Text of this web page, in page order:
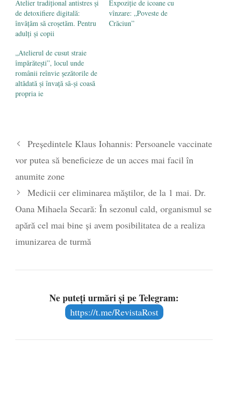
Atelier tradițional antistres și
de detoxifiere digitală:
învățăm să croșetăm. Pentru
adulți și copii
Expoziţie de icoane cu
vînzare: „Poveste de
Crăciun”
„Atelierul de cusut straie
împărăteşti”, locul unde
românii reînvie şezătorile de
altădată şi învaţă să-şi coasă
propria ie
Președintele Klaus Iohannis: Persoanele vaccinate
vor putea să beneficieze de un acces mai facil în
anumite zone
Medicii cer eliminarea măștilor, de la 1 mai. Dr.
Oana Mihaela Secară: În sezonul cald, organismul se
apără cel mai bine și avem posibilitatea de a realiza
imunizarea de turmă
Ne puteți urmări și pe Telegram:
https://t.me/RevistaRost